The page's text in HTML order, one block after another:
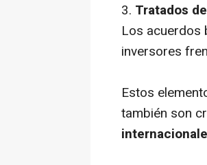
3. Tratados
Los acuerdos
inversores
Estos
también son